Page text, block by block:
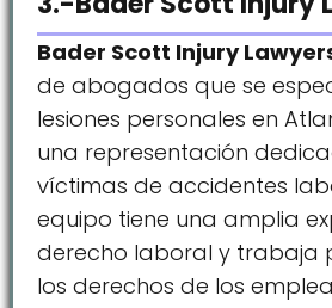
Bader Scott Injury
de abogados que se
lesiones personales en
una representación
víctimas de accidentes
equipo tiene una amplia
derecho laboral y trabaja
los derechos de los